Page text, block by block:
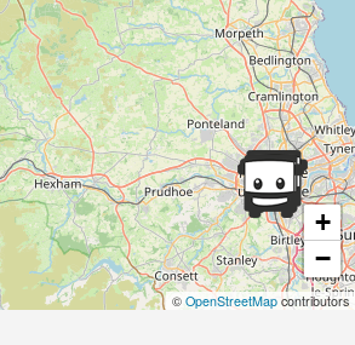
+
−
© OpenStreetMap contributors